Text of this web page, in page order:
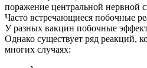
поражение центральной нервной
Часто встречающиеся побочные
У разных вакцин побочные
Однако существует ряд реакций,
многих случаях: